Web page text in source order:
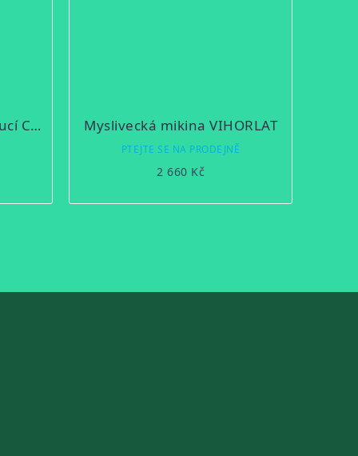
Myslivecká mikina s kapucí C.I.T. oranžová divočák Myslivecká mikina VIHORLAT
PTEJTE SE NA PRODEJNĚ
2 660 Kč